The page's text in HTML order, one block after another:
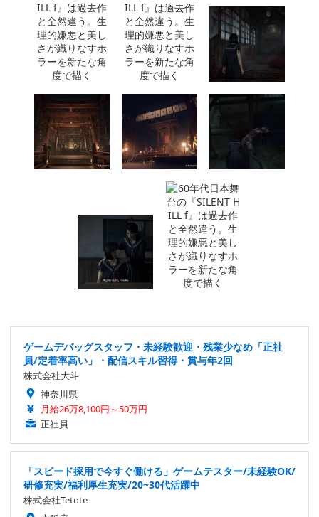
ゲームデバッグスタッフ・未経験歓迎・残業少なめ「正社
員/定着率高い」・配信スキル習得・賞与年2回
株式会社大斗
神奈川県
月給26万8,100円～50万円
正社員
「スピード採用で今すぐ働ける」ゲームテスター/未経験OK/
研修充実/福利厚生充実/20~30代活躍中
株式会社Tetote